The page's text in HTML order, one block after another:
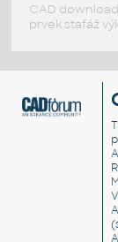
CAD
prvek stafáž